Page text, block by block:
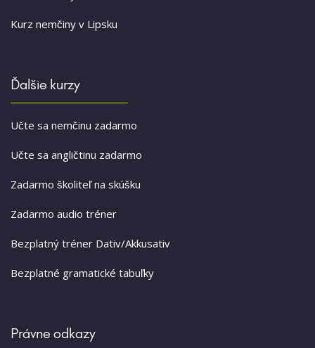
Kurz nemčiny v Lipsku
Ďalšie kurzy
Učte sa nemčinu zadarmo
Učte sa angličtinu zadarmo
Zadarmo školiteľ na skúšku
Zadarmo audio tréner
Bezplatný tréner Dativ/Akkusativ
Bezplatné gramatické tabuľky
Právne odkazy